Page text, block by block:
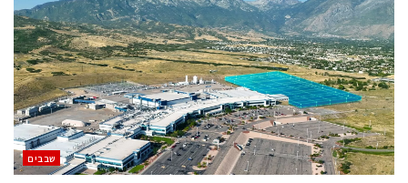
‫שבבים‬